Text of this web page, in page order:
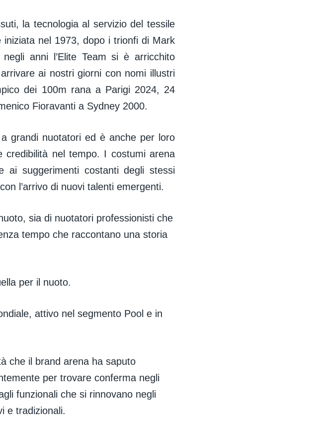
la tecnologia al servizio del tessile
iniziata nel 1973, dopo i trionfi di Mark
anni l’Elite Team si è arricchito
ai nostri giorni con nomi illustri
dei 100m rana a Parigi 2024, 24
Fioravanti a Sydney 2000.
grandi nuotatori ed è anche per loro
nel tempo. I costumi arena
ai suggerimenti costanti degli stessi
l’arrivo di nuovi talenti emergenti.
sia di nuotatori professionisti che
tempo che raccontano una storia
per il nuoto.
attivo nel segmento Pool e in
che il brand arena ha saputo
per trovare conferma negli
funzionali che si rinnovano negli
e tradizionali.